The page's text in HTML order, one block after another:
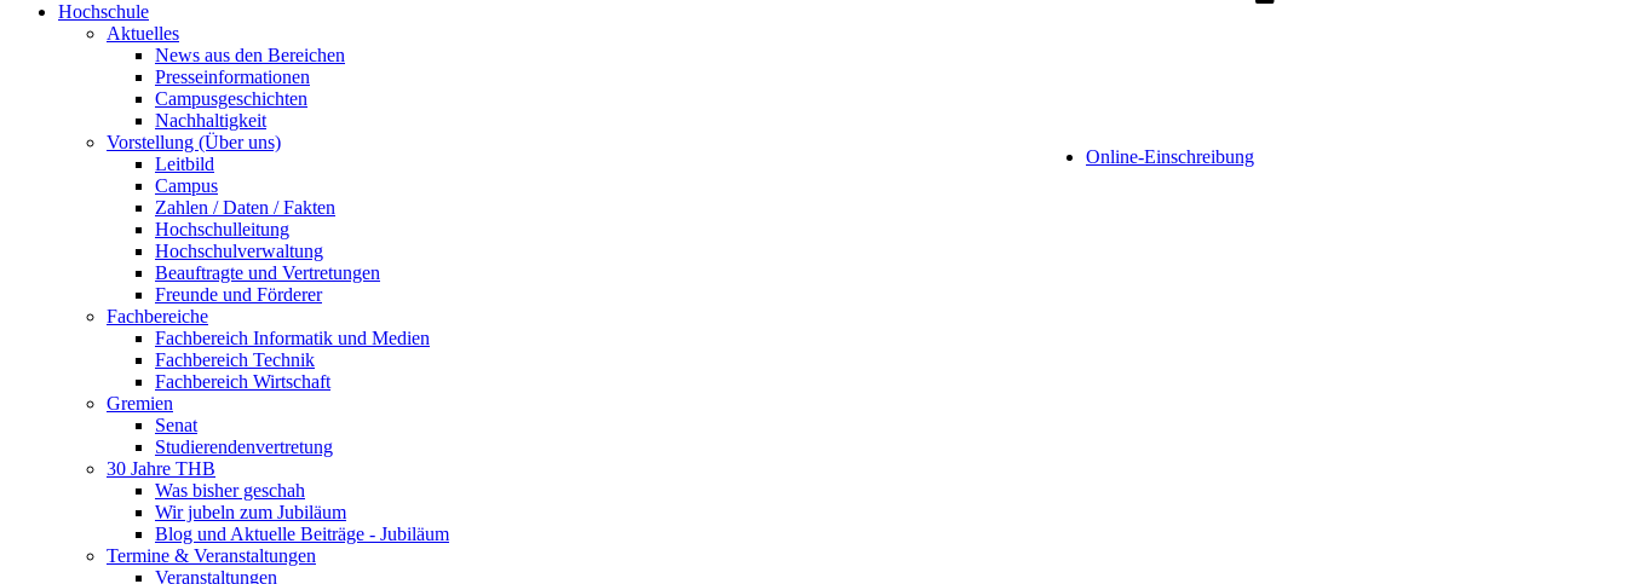
Online-Einschreibung
Hochschule
Aktuelles
News aus den Bereichen
Presseinformationen
Campusgeschichten
Nachhaltigkeit
Vorstellung (Über uns)
Leitbild
Campus
Zahlen / Daten / Fakten
Hochschulleitung
Hochschulverwaltung
Beauftragte und Vertretungen
Freunde und Förderer
Fachbereiche
Fachbereich Informatik und Medien
Fachbereich Technik
Fachbereich Wirtschaft
Gremien
Senat
Studierendenvertretung
30 Jahre THB
Was bisher geschah
Wir jubeln zum Jubiläum
Blog und Aktuelle Beiträge - Jubiläum
Termine & Veranstaltungen
Veranstaltungen